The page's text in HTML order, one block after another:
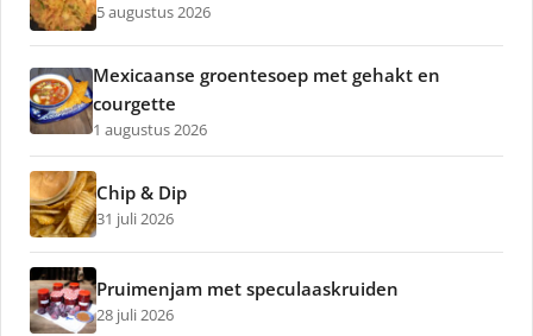
5 augustus 2026
Mexicaanse groentesoep met gehakt en
courgette
1 augustus 2026
Chip & Dip
31 juli 2026
Pruimenjam met speculaaskruiden
28 juli 2026